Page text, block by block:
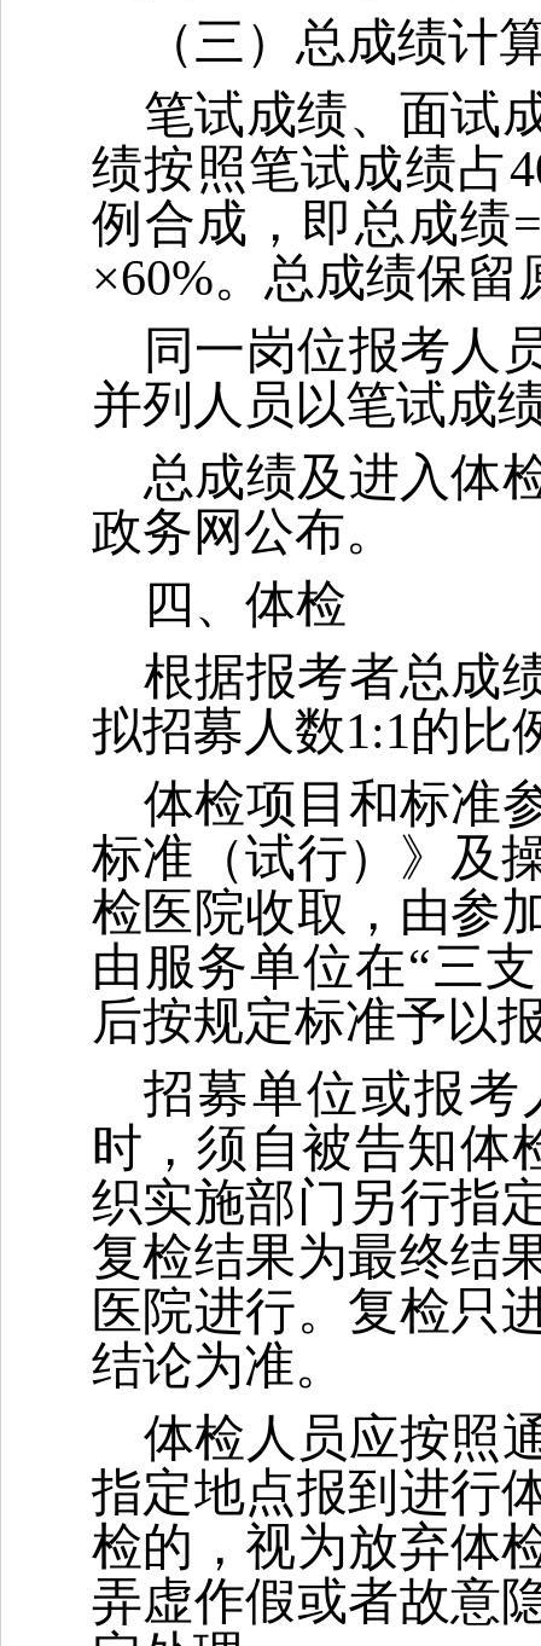
（三）总成绩计
笔试成绩、面试
绩按照笔试成绩占
例合成，即总成绩
×60%。总成绩保
同一岗位报考人
并列人员以笔试成
总成绩及进入体
政务网公布。
四、体检
根据报考者总成
拟招募人数1:1的比
体检项目和标准
标准（试行）》及
检医院收取，由参
由服务单位在“三
后按规定标准予以
招募单位或报
时，须自被告知体
织实施部门另行指
复检结果为最终结
医院进行。复检只
结论为准。
体检人员应按照
指定地点报到进行
检的，视为放弃体
弄虚作假或者故意